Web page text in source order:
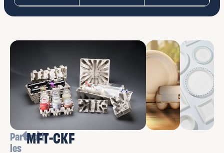
Parcourir
les
MFT-CKF